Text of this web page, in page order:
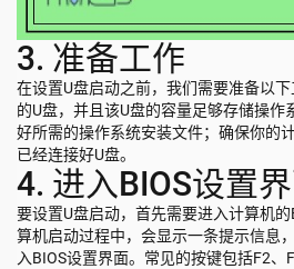
3. 准备工作
在设置U盘启动之前，我们需要准备以
的U盘，并且该U盘的容量足够存储操作
好所需的操作系统安装文件；确保你的
已经连接好U盘。
4. 进入BIOS设置
要设置U盘启动，首先需要进入计算机
算机启动过程中，会显示一条提示信息
入BIOS设置界面。常见的按键包括F2